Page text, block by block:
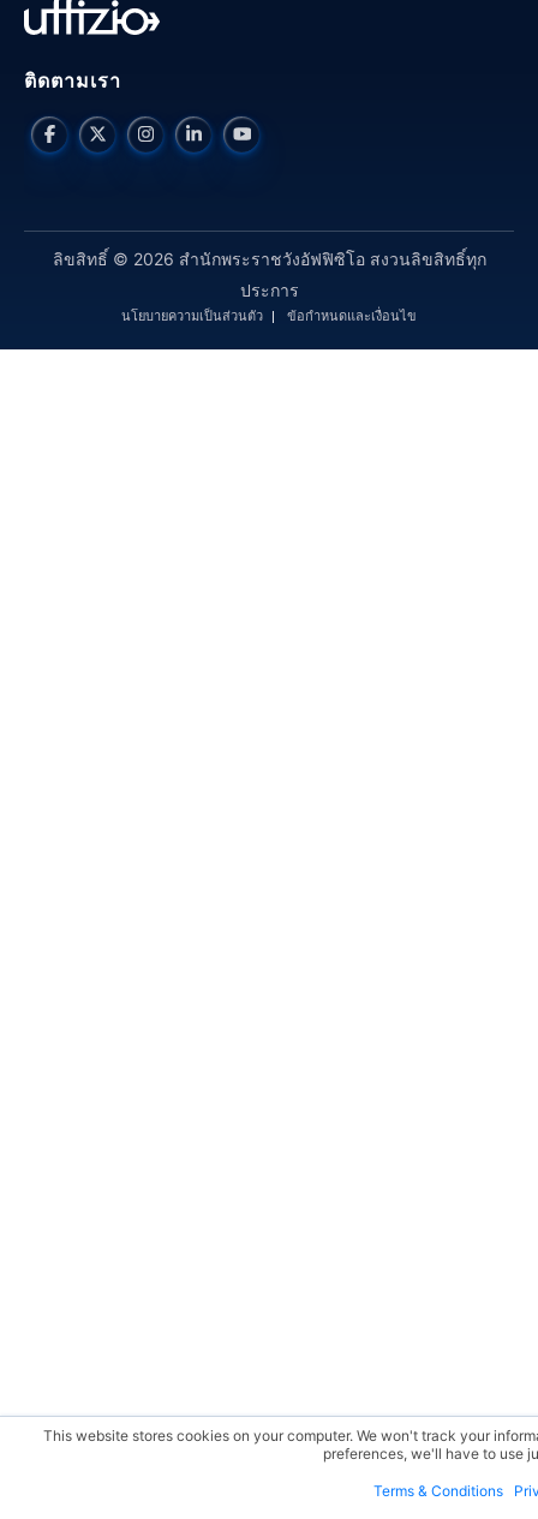
This website stores cookies on your computer. We won't track your
preferences, we'll have to use
Terms & Conditions
ติดตามเรา
ลิขสิทธิ์ © 2026 สำนักพระราชวังอัฟฟิซิโอ สงวนลิขสิทธิ์ทุก
ประการ
นโยบายความเป็นส่วนตัว ข้อกำหนดและเงื่อนไข